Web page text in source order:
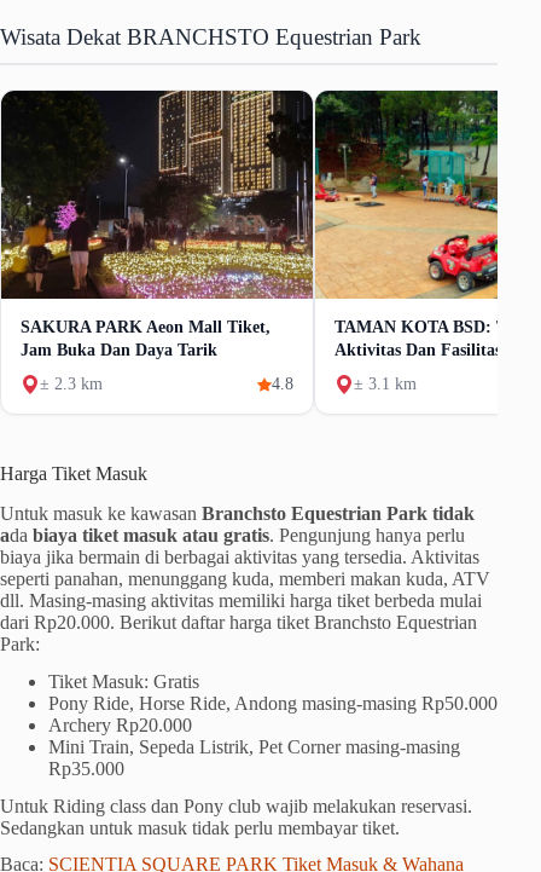
Wisata Dekat BRANCHSTO Equestrian Park
SAKURA PARK Aeon Mall Tiket,
Jam Buka Dan Daya Tarik
± 2.3 km
4.8
TAMAN KOTA BSD: Tiket
Aktivitas Dan Fasilitas
± 3.1 km
Harga Tiket Masuk
Untuk masuk ke kawasan Branchsto Equestrian Park tidak
ada biaya tiket masuk atau gratis. Pengunjung hanya perlu
biaya jika bermain di berbagai aktivitas yang tersedia. Aktivitas
seperti panahan, menunggang kuda, memberi makan kuda, ATV
dll. Masing-masing aktivitas memiliki harga tiket berbeda mulai
dari Rp20.000. Berikut daftar harga tiket Branchsto Equestrian
Park:
Tiket Masuk: Gratis
Pony Ride, Horse Ride, Andong masing-masing Rp50.000
Archery Rp20.000
Mini Train, Sepeda Listrik, Pet Corner masing-masing
Rp35.000
Untuk Riding class dan Pony club wajib melakukan reservasi.
Sedangkan untuk masuk tidak perlu membayar tiket.
Baca: SCIENTIA SQUARE PARK Tiket Masuk & Wahana